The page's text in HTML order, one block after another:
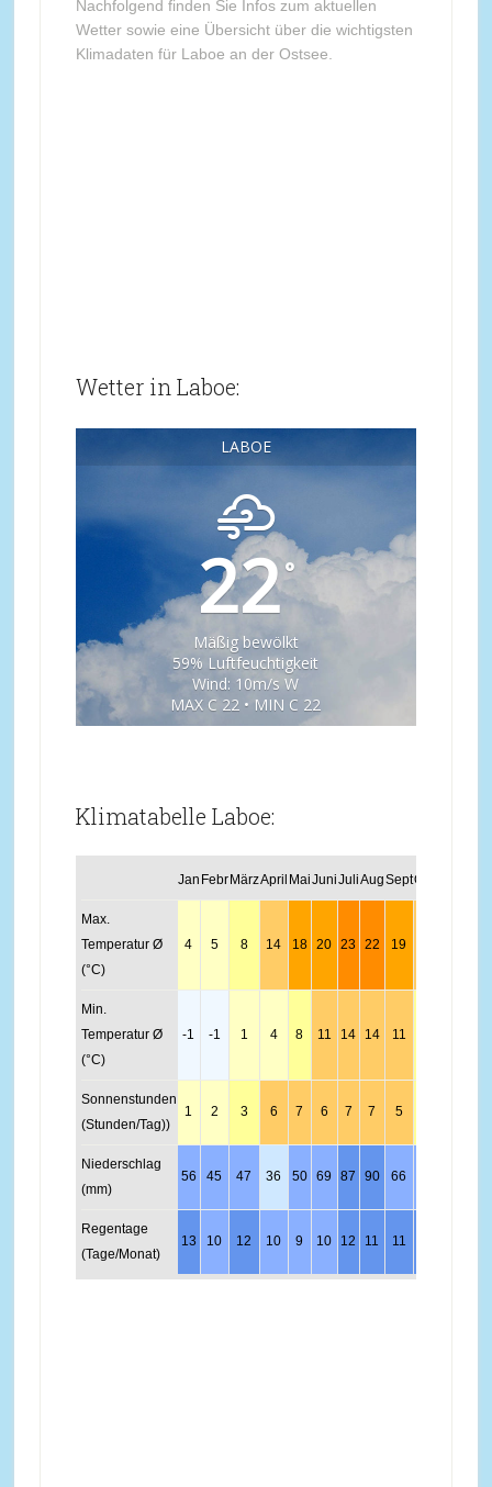
Nachfolgend finden Sie Infos zum aktuellen
Wetter sowie eine Übersicht über die wichtigsten
Klimadaten für Laboe an der Ostsee.
Wetter in Laboe:
LABOE
22°
Mäßig bewölkt
59% Luftfeuchtigkeit
Wind: 10m/s W
MAX C 22 • MIN C 22
Klimatabelle Laboe:
Jan Febr MärzApril MaiJuniJuliAugSeptOkt
Max.
Temperatur Ø
(°C)
4 5 8 14 18 20 23 22 19
Min.
Temperatur Ø
(°C)
-1 -1 1 4 8 11 14 14 11
Sonnenstunden
(Stunden/Tag))
1 2 3 6 7 6 7 7 5
Niederschlag
(mm)
56 45 47 36 50 69 87 90 66
Regentage
(Tage/Monat)
13 10 12 10 9 10 12 11 11